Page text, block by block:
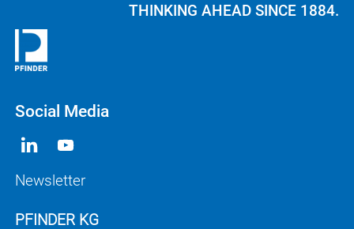
THINKING AHEAD SINCE 1884.
Social Media
Newsletter
PFINDER KG